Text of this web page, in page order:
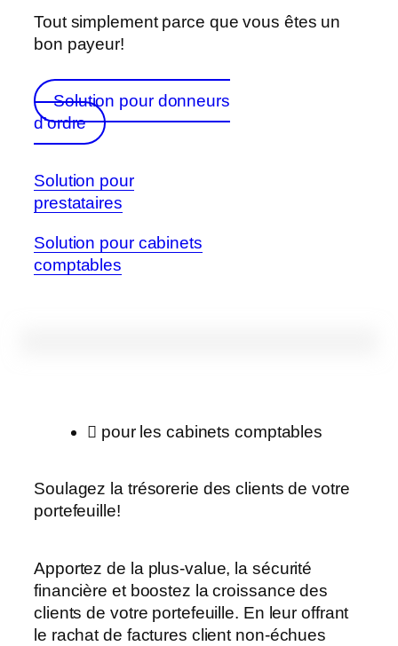
Tout simplement parce que vous êtes un
bon payeur!
Solution pour donneurs
d'ordre
Solution pour
prestataires
Solution pour cabinets
comptables
pour les cabinets comptables
Soulagez la trésorerie des clients de votre
portefeuille!
Apportez de la plus-value, la sécurité
financière et boostez la croissance des
clients de votre portefeuille. En leur offrant
le rachat de factures client non-échues